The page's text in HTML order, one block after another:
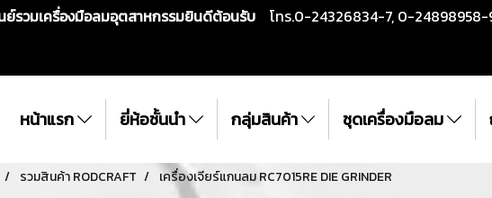
รวมเครื่องมือลมอุตสาหกรรมยินดีต้อนรับ โทร.0-24326834-7, 0-24898958-
หน้าแรก ยี่ห้อชั้นนำ กลุ่มสินค้า ชุดเครื่องมือลม
รวมสินค้า RODCRAFT เครื่องเจียร์แกนลม RC7015RE DIE GRINDER